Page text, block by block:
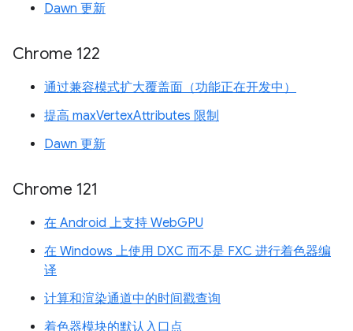
Dawn 更新
Chrome 122
通过兼容模式扩大覆盖面（功能正在开发中）
提高 maxVertexAttributes 限制
Dawn 更新
Chrome 121
在 Android 上支持 WebGPU
在 Windows 上使用 DXC 而不是 FXC 进行着色器编
译
计算和渲染通道中的时间戳查询
着色器模块的默认入口点